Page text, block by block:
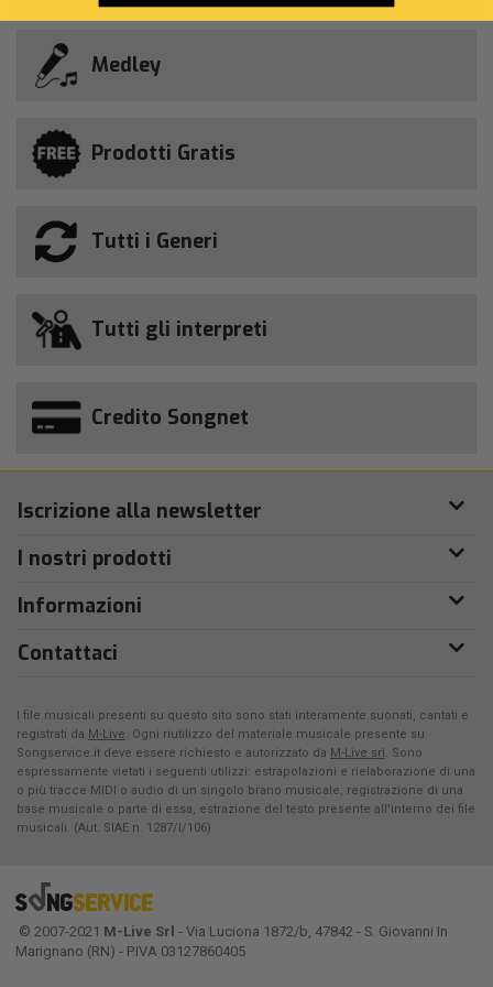
Medley
Prodotti Gratis
Tutti i Generi
Tutti gli interpreti
Credito Songnet
Iscrizione alla newsletter
I nostri prodotti
Informazioni
Contattaci
I file musicali presenti su questo sito sono stati interamente suonati, cantati e
registrati da M-Live. Ogni riutilizzo del materiale musicale presente su
Songservice.it deve essere richiesto e autorizzato da M-Live srl. Sono
espressamente vietati i seguenti utilizzi: estrapolazioni e rielaborazione di una
o più tracce MIDI o audio di un singolo brano musicale, registrazione di una
base musicale o parte di essa, estrazione del testo presente all'interno dei file
musicali. (Aut. SIAE n. 1287/I/106)
© 2007-2021 M-Live Srl - Via Luciona 1872/b, 47842 - S. Giovanni In
Marignano (RN) - P.IVA 03127860405